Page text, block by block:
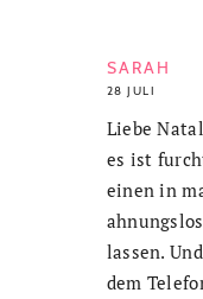
SARAH
28 JULI
Liebe
es ist
einen in
lassen.
dem